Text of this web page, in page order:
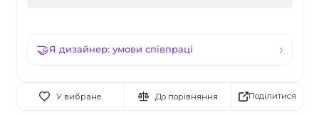
Я дизайнер: умови співпраці
У вибране До порівняння Поділитися